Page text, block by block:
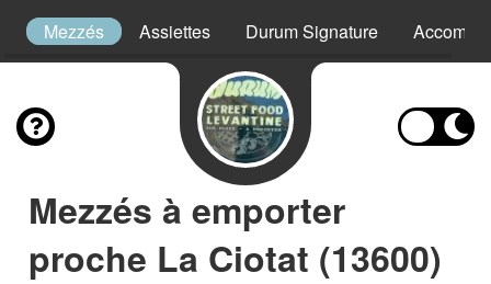
Mezzés Assiettes Durum Signature
Mezzés à emporter
proche La Ciotat (13600)